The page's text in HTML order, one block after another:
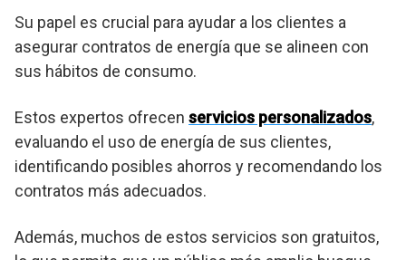
Su papel es crucial para ayudar a los clientes a
asegurar contratos de energía que se alineen con
sus hábitos de consumo.
Estos expertos ofrecen servicios personalizados,
evaluando el uso de energía de sus clientes,
identificando posibles ahorros y recomendando los
contratos más adecuados.
Además, muchos de estos servicios son gratuitos,